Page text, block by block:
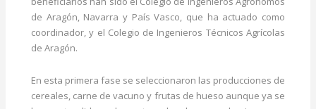
de Aragón, Navarra y País Vasco, que ha actuado como
coordinador, y el Colegio de Ingenieros Técnicos Agrícolas
de Aragón.
En esta primera fase se seleccionaron las producciones de
cereales, carne de vacuno y frutas de hueso aunque ya se